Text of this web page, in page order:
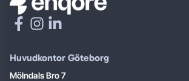
Huvudkontor Göteborg
Mölndals Bro 7